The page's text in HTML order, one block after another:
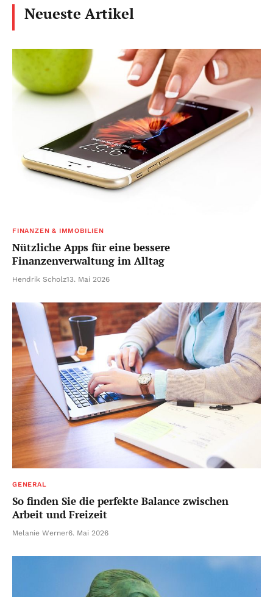
Neueste Artikel
FINANZEN & IMMOBILIEN
Nützliche Apps für eine bessere
Finanzenverwaltung im Alltag
Hendrik Scholz13. Mai 2026
GENERAL
So finden Sie die perfekte Balance zwischen
Arbeit und Freizeit
Melanie Werner6. Mai 2026